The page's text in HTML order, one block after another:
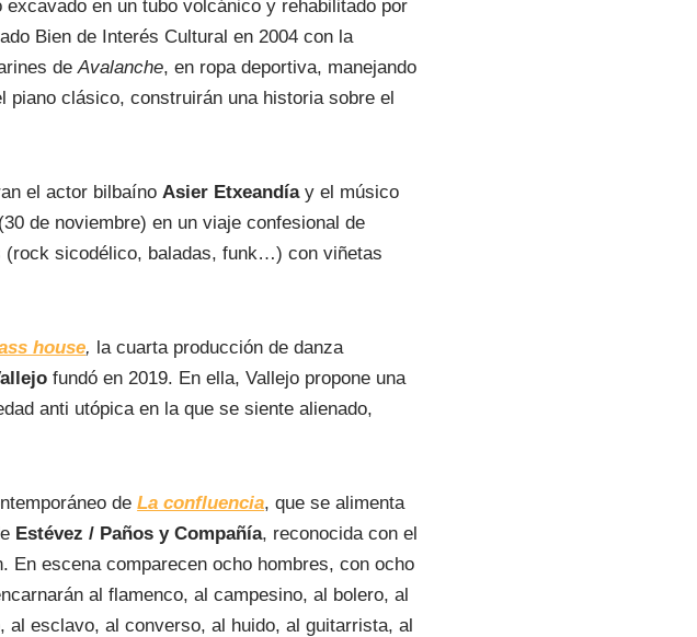
excavado en un tubo volcánico y rehabilitado por
Bien de Interés Cultural en 2004 con la
deAvalanche, en ropa deportiva, manejando
clásico, construirán una historia sobre el
el actor bilbaínoAsier Etxeandíay el músico
(30 de noviembre) en un viaje confesional de
(rock sicodélico, baladas, funk…) con viñetas
house, la cuarta producción de danza
fundó en 2019. En ella, Vallejo propone una
anti utópica en la que se siente alienado,
deLa confluencia, que se alimenta
Estévez / Paños y Compañía, reconocida con el
En escena comparecen ocho hombres, con ocho
al flamenco, al campesino, al bolero, al
al esclavo, al converso, al huido, al guitarrista, al